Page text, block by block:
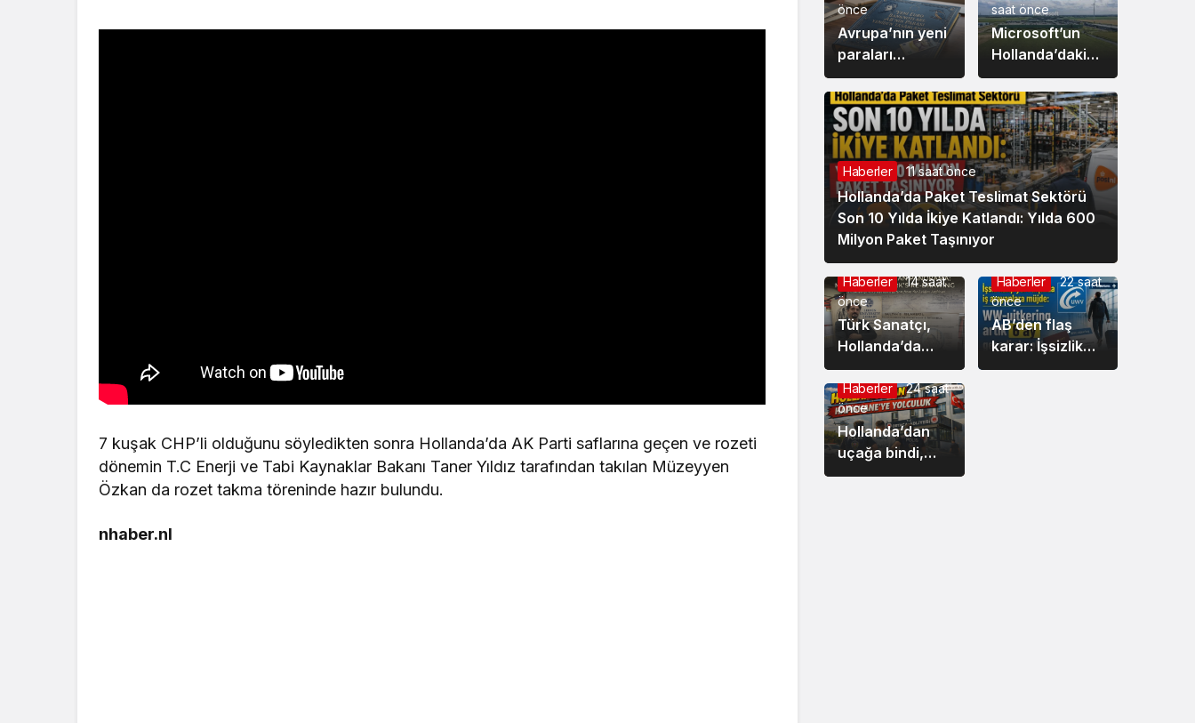
7 kuşak CHP’li olduğunu söyledikten sonra Hollanda’da AK Parti saflarına geçen ve rozeti
dönemin T.C Enerji ve Tabi Kaynaklar Bakanı Taner Yıldız tarafından takılan Müzeyyen
Özkan da rozet takma töreninde hazır bulundu.
nhaber.nl
Hradec Kralove
0 – Beşiktaş 1
benzer bir
nesne bulundu.
önce
Avrupa’nın yeni
paraları
hazırlanıyor:
Euro
banknotları
yeniden
tasarlanıyor
saat önce
Microsoft’un
Hollanda’daki
bilgi tarlası dron
ile görüntülendi
Haberler 11 saat önce
Hollanda’da Paket Teslimat Sektörü
Son 10 Yılda İkiye Katlandı: Yılda 600
Milyon Paket Taşınıyor
Haberler
14 saat
önce
Türk Sanatçı,
Hollanda’da
sergilenen
Danimarkalı
ressam
Lorck’un
İstanbul
Panoraması’nı
Haberler
22 saat
önce
AB’den flaş
karar: İşsizlik
maaşını yurt
Haberler
24 saat
önce
Hollanda’dan
uçağa bindi,
Türkiye’ye iner